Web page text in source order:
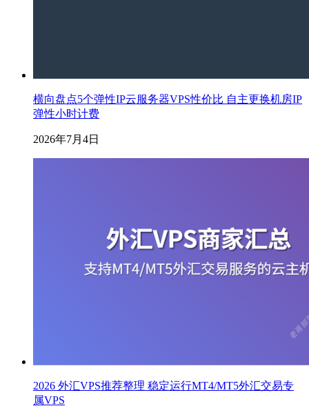
横向盘点5个弹性IP云服务器VPS性价比 自主更换机房IP
弹性小时计费
2026年7月4日
2026 外汇VPS推荐整理 稳定运行MT4/MT5外汇交易专
属VPS